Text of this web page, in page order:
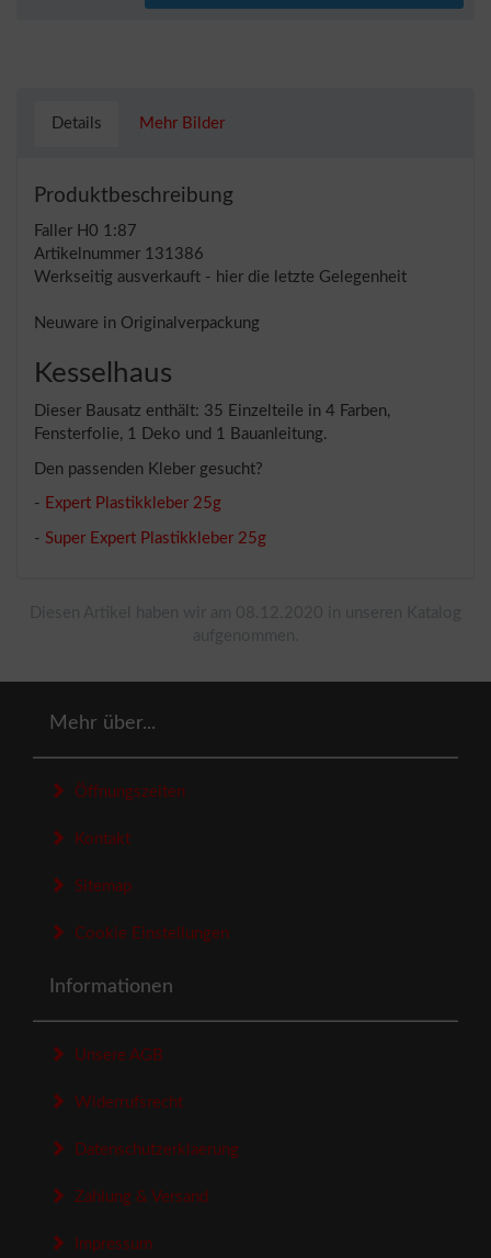
Details Mehr Bilder
Produktbeschreibung
Faller H0 1:87
Artikelnummer 131386
Werkseitig ausverkauft - hier die letzte Gelegenheit
Neuware in Originalverpackung
Kesselhaus
Dieser Bausatz enthält: 35 Einzelteile in 4 Farben,
Fensterfolie, 1 Deko und 1 Bauanleitung.
Den passenden Kleber gesucht?
- Expert Plastikkleber 25g
- Super Expert Plastikkleber 25g
Mehr über...
Öffnungszeiten
Kontakt
Sitemap
Cookie Einstellungen
Informationen
Unsere AGB
Widerrufsrecht
Datenschutzerklaerung
Zahlung & Versand
Impressum